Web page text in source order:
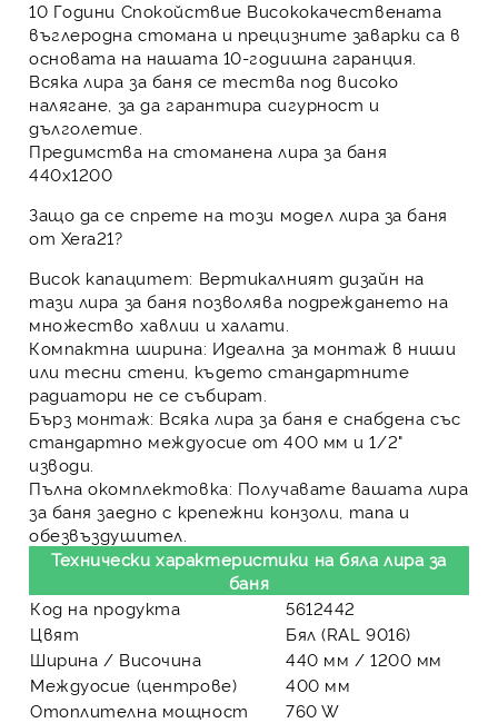
10 Години Спокойствие Висококачествената
въглеродна стомана и прецизните заварки са в
основата на нашата 10-годишна гаранция.
Всяка лира за баня се тества под високо
налягане, за да гарантира сигурност и
дълголетие.
Предимства на стоманена лира за баня
440х1200
Защо да се спрете на този модел лира за баня
от Xera21?
Висок капацитет: Вертикалният дизайн на
тази лира за баня позволява подреждането на
множество хавлии и халати.
Компактна ширина: Идеална за монтаж в ниши
или тесни стени, където стандартните
радиатори не се събират.
Бърз монтаж: Всяка лира за баня е снабдена със
стандартно междуосие от 400 мм и 1/2"
изводи.
Пълна окомплектовка: Получавате вашата лира
за баня заедно с крепежни конзоли, тапа и
обезвъздушител.
Технически характеристики на бяла лира за
баня
Код на продукта
5612442
Цвят
Бял (RAL 9016)
Ширина / Височина
440 мм / 1200 мм
Междуосие (центрове)
400 мм
Отоплителна мощност
760 W